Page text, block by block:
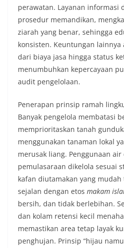
perawatan. Layanan informasi
prosedur memandikan,
ziarah yang benar, sehingga
konsisten. Keuntungan
dari biaya jasa hingga status
menumbuhkan kepercayaan
audit pengelolaan.
Penerapan prinsip ramah
Banyak pengelola membatasi
memprioritaskan tanah
menggunakan tanaman lokal
merusak liang. Penggunaan
pemulasaraan dikelola sesuai
kafan diutamakan yang
sejalan dengan etos makam
bersih, dan tidak berlebihan.
dan kolam retensi kecil
memastikan area tetap layak
penghujan. Prinsip “hijau